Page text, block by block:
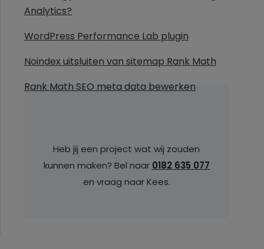
Analytics?
WordPress Performance Lab plugin
Noindex uitsluiten van sitemap Rank Math
Rank Math SEO meta data bewerken
Heb jij een project wat wij zouden
kunnen maken? Bel naar 0182 635 077
en vraag naar Kees.